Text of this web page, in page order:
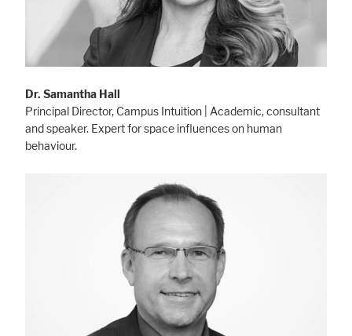
Dr. Samantha Hall
Principal Director, Campus Intuition | Academic, consultant
and speaker. Expert for space influences on human
behaviour.